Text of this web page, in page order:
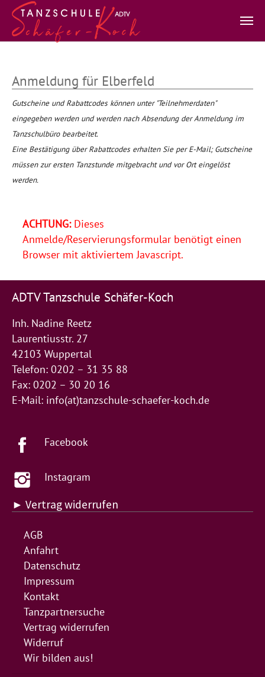
Anmeldung für Elberfeld
Gutscheine und Rabattcodes können unter "Teilnehmerdaten"
eingegeben werden und werden nach Absendung der Anmeldung im
Tanzschulbüro bearbeitet.
Eine Bestätigung über Rabattcodes erhalten Sie per E-Mail; Gutscheine
müssen zur ersten Tanzstunde mitgebracht und vor Ort eingelöst
werden.
ACHTUNG:Dieses
Anmelde/Reservierungsformular benötigt einen
Browser mit aktiviertem Javascript.
ADTV Tanzschule Schäfer-Koch
Inh. Nadine Reetz
Laurentiusstr. 27
42103 Wuppertal
Telefon: 0202 – 31 35 88
Fax: 0202 – 30 20 16
E-Mail: info(at)tanzschule-schaefer-koch.de
Facebook
Instagram
► Vertrag widerrufen
AGB
Anfahrt
Datenschutz
Impressum
Kontakt
Tanzpartnersuche
Vertrag widerrufen
Widerruf
Wir bilden aus!